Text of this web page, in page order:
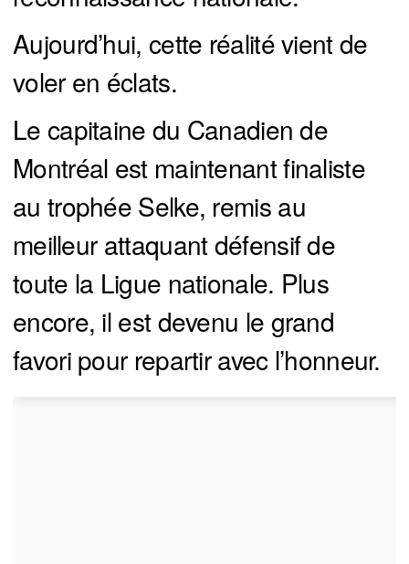
Aujourd’hui, cette réalité vient de
voler en éclats.
Le capitaine du Canadien de
Montréal est maintenant finaliste
au trophée Selke, remis au
meilleur attaquant défensif de
toute la Ligue nationale. Plus
encore, il est devenu le grand
favori pour repartir avec l’honneur.